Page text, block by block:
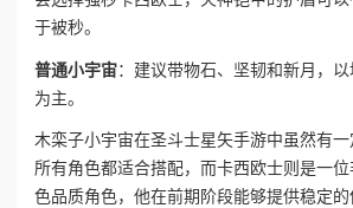
于被秒。
普通小宇宙：建议带物石、坚韧和新月，
为主。
木栾子小宇宙在圣斗士星矢手游中虽然有
所有角色都适合搭配，而卡西欧士则是一
色品质角色，他在前期阶段能够提供稳定